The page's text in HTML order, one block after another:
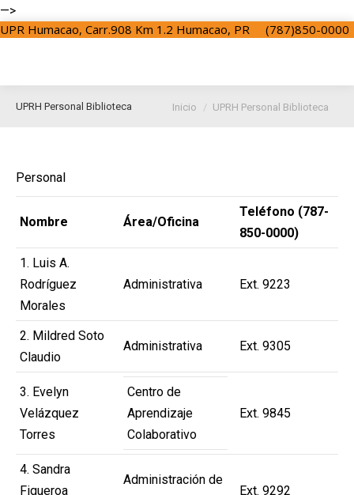
—>
UPR Humacao, Carr.908 Km 1.2 Humacao, PR (787)850-0000
UPRH Personal Biblioteca Estás aquí:
Inicio UPRH Personal Biblioteca
Personal
Nombre Área/Oficina
Teléfono (787-
850-0000)
1. Luis A.
Rodríguez
Morales
Administrativa Ext. 9223
2. Mildred Soto
Claudio
Administrativa Ext. 9305
3. Evelyn
Velázquez
Torres
Centro de
Aprendizaje
Colaborativo
Ext. 9845
4. Sandra
Figueroa
Administración de
Ext. 9292